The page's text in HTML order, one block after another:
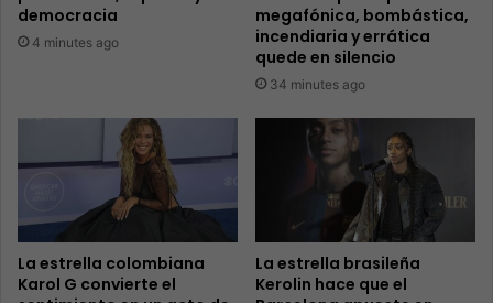
democracia
4 minutes ago
megafónica, bombástica,
incendiaria y errática
quede en silencio
34 minutes ago
La estrella colombiana
Karol G convierte el
La estrella brasileña
Kerolin hace que el